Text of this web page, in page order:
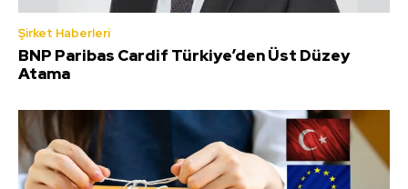
Şirket Haberleri
BNP Paribas Cardif Türkiye’den Üst Düzey
Atama